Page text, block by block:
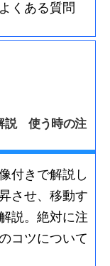
くある質問
説 使う時の注
付きで解説し
させ、移動す
説。絶対に注
コツについて